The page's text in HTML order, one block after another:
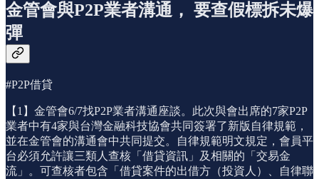
金管會與P2P業者溝通， 要查假標拆未爆
彈
#P2P借貸
【1】金管會6/7找P2P業者溝通座談。此次與會出席的7家P2P
業者中有4家與台灣金融科技協會共同簽署了新版自律規範，
並在金管會的溝通會中共同提交。自律規範明文規定，會員平
台必須允許讓三類人查核「借貸資訊」及相關的「交易金
流」。可查核者包含「借貸案件的出借方（投資人）、自律聯